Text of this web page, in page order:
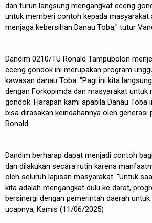
dan turun langsung mengangkat eceng
untuk memberi contoh kepada masyarakat
menjaga kebersihan Danau Toba," tutur
Dandim 0210/TU Ronald Tampubolon
eceng gondok ini merupakan program
kawasan danau Toba. "Pagi ini kita
dengan Forkopimda dan masyarakat untuk
gondok. Harapan kami apabila Danau Toba
bisa dirasakan keindahannya oleh generasi
Ronald.
Dandim berharap dapat menjadi contoh
dan dilakukan secara rutin karena
oleh seluruh lapisan masyarakat. "Untuk
kita adalah mengangkat dulu ke darat,
bersinergi dengan pemerintah daerah
ucapnya, Kamis (11/06/2025)